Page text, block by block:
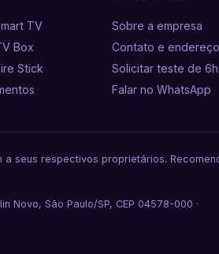
TV
Box
Stick
Sobre a empresa
Contato e endereço
Solicitar teste de 6h
Falar no WhatsApp
seus respectivos proprietários.
Novo, São Paulo/SP, CEP 04578-000 ·